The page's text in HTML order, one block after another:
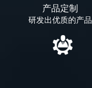
产品定制
研发出优质的产品